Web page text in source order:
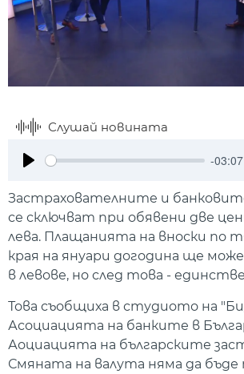
Слушай новината
-03:07
Застрахователните и
се сключват при обявени две
лева. Плащанията на вноски по
края на януари догодина ще
в левове, но след това -
Това съобщиха в студиото на
Асоциацията на банките в
Аоциацията на българските
Смяната на валута няма да бъде